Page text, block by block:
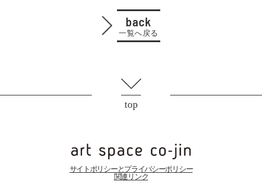
back
一覧へ戻る
top
サイトポリシーとプライバシーポリシー
関連リンク